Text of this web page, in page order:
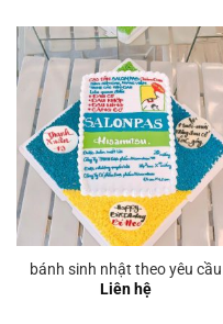
bánh sinh nhật theo yêu cầu
Liên hệ